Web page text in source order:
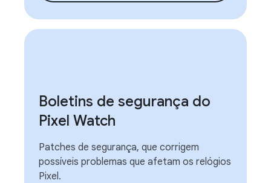
Boletins de segurança do
Pixel Watch
Patches de segurança, que corrigem
possíveis problemas que afetam os relógios
Pixel.